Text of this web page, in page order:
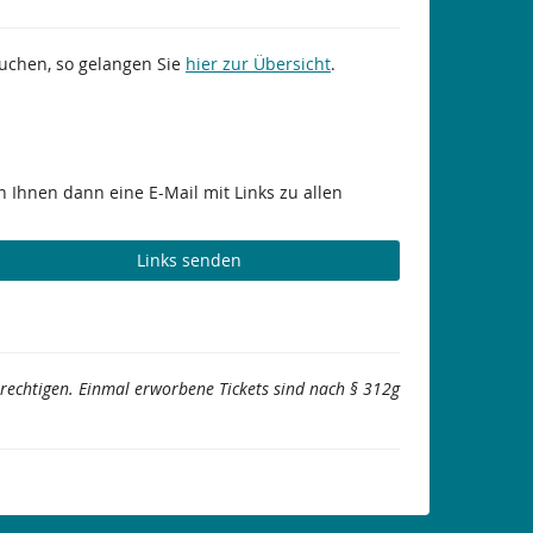
so gelangen Sie hier zur Übersicht.
Ihnen dann eine E-Mail mit Links zu allen
Links senden
Einmal erworbene Tickets sind nach § 312g